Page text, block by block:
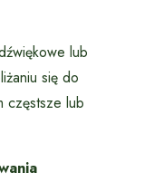
lub
się do
częstsze lub